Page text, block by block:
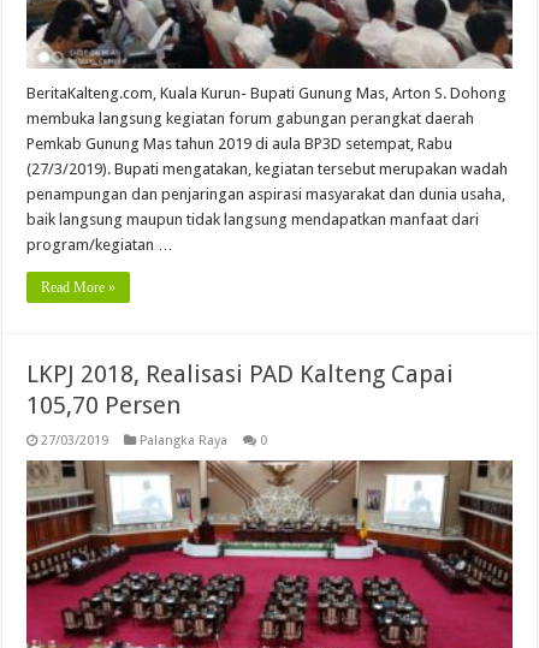
BeritaKalteng.com, Kuala Kurun- Bupati Gunung Mas, Arton S. Dohong
membuka langsung kegiatan forum gabungan perangkat daerah
Pemkab Gunung Mas tahun 2019 di aula BP3D setempat, Rabu
(27/3/2019). Bupati mengatakan, kegiatan tersebut merupakan wadah
penampungan dan penjaringan aspirasi masyarakat dan dunia usaha,
baik langsung maupun tidak langsung mendapatkan manfaat dari
program/kegiatan …
Read More »
LKPJ 2018, Realisasi PAD Kalteng Capai
105,70 Persen
27/03/2019 Palangka Raya 0